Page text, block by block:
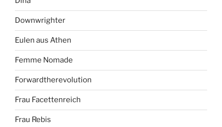
Downwrighter
Eulen aus Athen
Femme Nomade
Forwardtherevolution
Frau Facettenreich
Frau Rebis